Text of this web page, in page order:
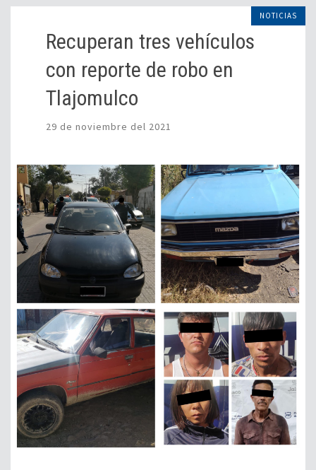
NOTICIAS
Recuperan tres vehículos
con reporte de robo en
Tlajomulco
29 de noviembre del 2021